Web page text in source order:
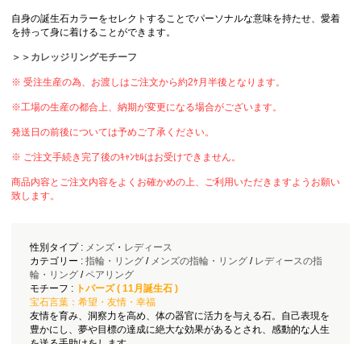
自身の誕生石カラーをセレクトすることでパーソナルな意味を持たせ、愛着
を持って身に着けることができます。
＞＞カレッジリングモチーフ
※ 受注生産の為、お渡しはご注文から約2ｹ月半後となります。
※工場の生産の都合上、納期が変更になる場合がございます。
発送日の前後については予めご了承ください。
※ ご注文手続き完了後のｷｬﾝｾﾙはお受けできません。
商品内容とご注文内容をよくお確かめの上、ご利用いただきますようお願い
致します。
性別タイプ : メンズ・ レディース
カテゴリー : 指輪・リング/ メンズの指輪・リング/ レディースの指
輪・リング/ペアリング
モチーフ : トパーズ ( 11月誕生石 )
宝石言葉：希望・友情・幸福
友情を育み、洞察力を高め、体の器官に活力を与える石。自己表現を
豊かにし、夢や目標の達成に絶大な効果があるとされ、感動的な人生